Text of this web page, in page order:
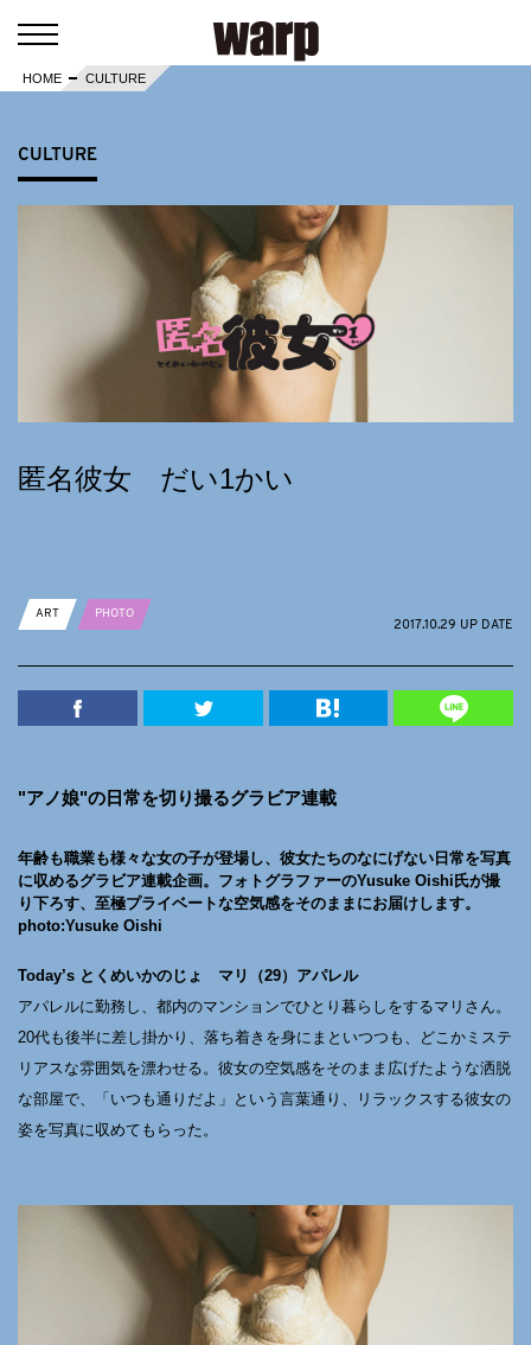
HOME CULTURE
CULTURE
匿名彼女 だい1かい
ART
PHOTO
2017.10.29 UP DATE
"アノ娘"の日常を切り撮るグラビア連載
年齢も職業も様々な女の子が登場し、彼女たちのなにげない日常を写真
に収めるグラビア連載企画。フォトグラファーのYusuke Oishi氏が撮
り下ろす、至極プライベートな空気感をそのままにお届けします。
photo:Yusuke Oishi
Today’s とくめいかのじょ マリ（29）アパレル
アパレルに勤務し、都内のマンションでひとり暮らしをするマリさん。
20代も後半に差し掛かり、落ち着きを身にまといつつも、どこかミステ
リアスな雰囲気を漂わせる。彼女の空気感をそのまま広げたような洒脱
な部屋で、「いつも通りだよ」という言葉通り、リラックスする彼女の
姿を写真に収めてもらった。